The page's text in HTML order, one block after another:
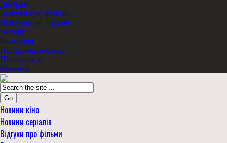
Добірки
Відгуки про фільми
Відгуки про серіали
Актори
Режисери
Підтримка редакції
Про kinowar
Реклама
Go
Новини кіно
Новини серіалів
Відгуки про фільми